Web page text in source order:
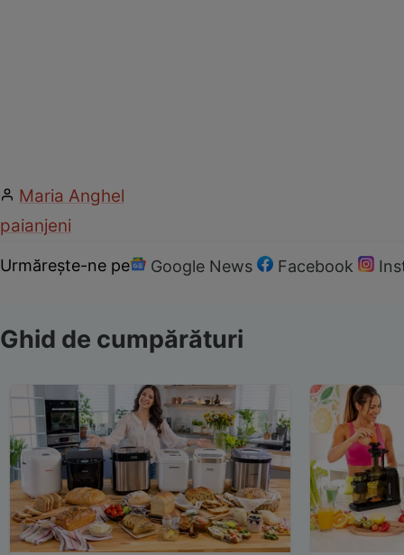
Maria Anghel
paianjeni
Urmărește-ne pe Google News Facebook
Ghid de cumpărături